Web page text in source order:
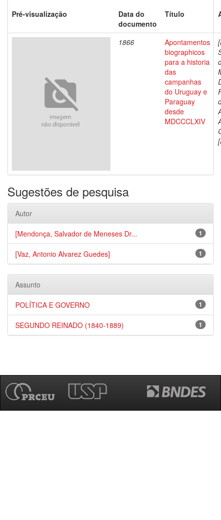
Pré-visualização
Data do
documento
Título
1866
Apontamentos
biographicos
para a historia
das
campanhas
do Uruguay e
Paraguay
desde
MDCCCLXIV
Sugestões de pesquisa
Autor
1
[Mendonça, Salvador de Meneses Dr...
1
[Vaz, Antonio Alvarez Guedes]
Assunto
1
POLÍTICA E GOVERNO
1
SEGUNDO REINADO (1840-1889)